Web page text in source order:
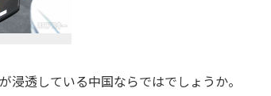
透している中国ならではでしょうか。